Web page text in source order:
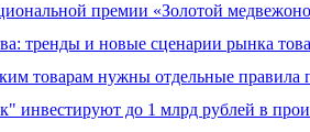
премии «Золотой
тренды и новые сценарии рынка
товарам нужны отдельные правила
до 1 млрд рублей в